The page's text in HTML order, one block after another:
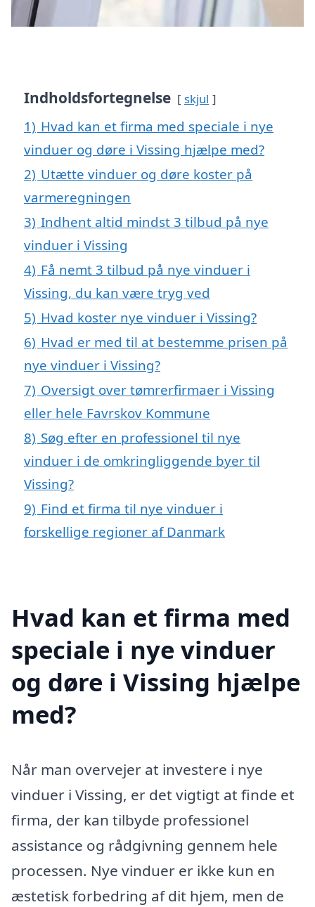
Indholdsfortegnelse skjul
1) Hvad kan et firma med speciale i nye
vinduer og døre i Vissing hjælpe med?
2) Utætte vinduer og døre koster på
varmeregningen
3) Indhent altid mindst 3 tilbud på nye
vinduer i Vissing
4) Få nemt 3 tilbud på nye vinduer i
Vissing, du kan være tryg ved
5) Hvad koster nye vinduer i Vissing?
6) Hvad er med til at bestemme prisen på
nye vinduer i Vissing?
7) Oversigt over tømrerfirmaer i Vissing
eller hele Favrskov Kommune
8) Søg efter en professionel til nye
vinduer i de omkringliggende byer til
Vissing?
9) Find et firma til nye vinduer i
forskellige regioner af Danmark
Hvad kan et firma med
speciale i nye vinduer
og døre i Vissing hjælpe
med?
Når man overvejer at investere i nye
vinduer i Vissing, er det vigtigt at finde et
firma, der kan tilbyde professionel
assistance og rådgivning gennem hele
processen. Nye vinduer er ikke kun en
æstetisk forbedring af dit hjem, men de